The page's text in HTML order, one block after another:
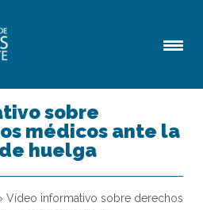
sobre
médicos ante la
huelga
Vídeo informativo sobre derechos